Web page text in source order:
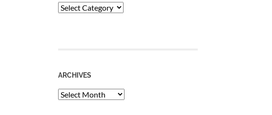
Categories
ARCHIVES
Archives